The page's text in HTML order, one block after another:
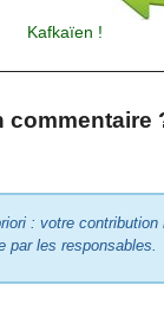
Kafkaïen !
commentaire
: votre contribution
par les responsables.